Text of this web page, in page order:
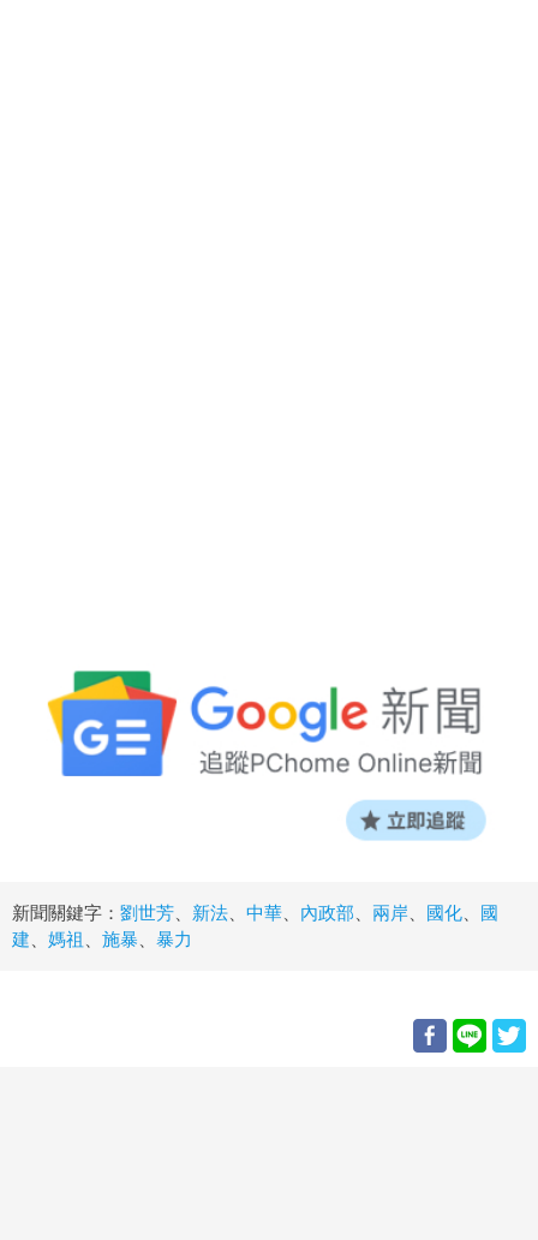
新聞關鍵字： 劉世芳 新法 中華 內政部 兩岸 國化
國
建
媽祖 施暴 暴力